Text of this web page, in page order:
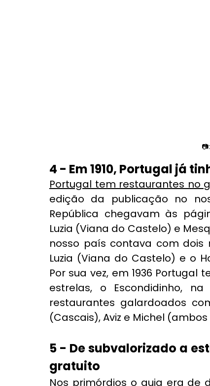
4 - Em 1910, Portugal já
Portugal tem restaurantes no
edição da publicação no
República chegavam às
Luzia (Viana do Castelo) e
nosso país contava com dois
Luzia (Viana do Castelo) e o
Por sua vez, em 1936 Portugal
estrelas, o Escondidinho,
restaurantes galardoados
(Cascais), Aviz e Michel
5 - De subvalorizado a
gratuito
Nos primórdios o guia era de